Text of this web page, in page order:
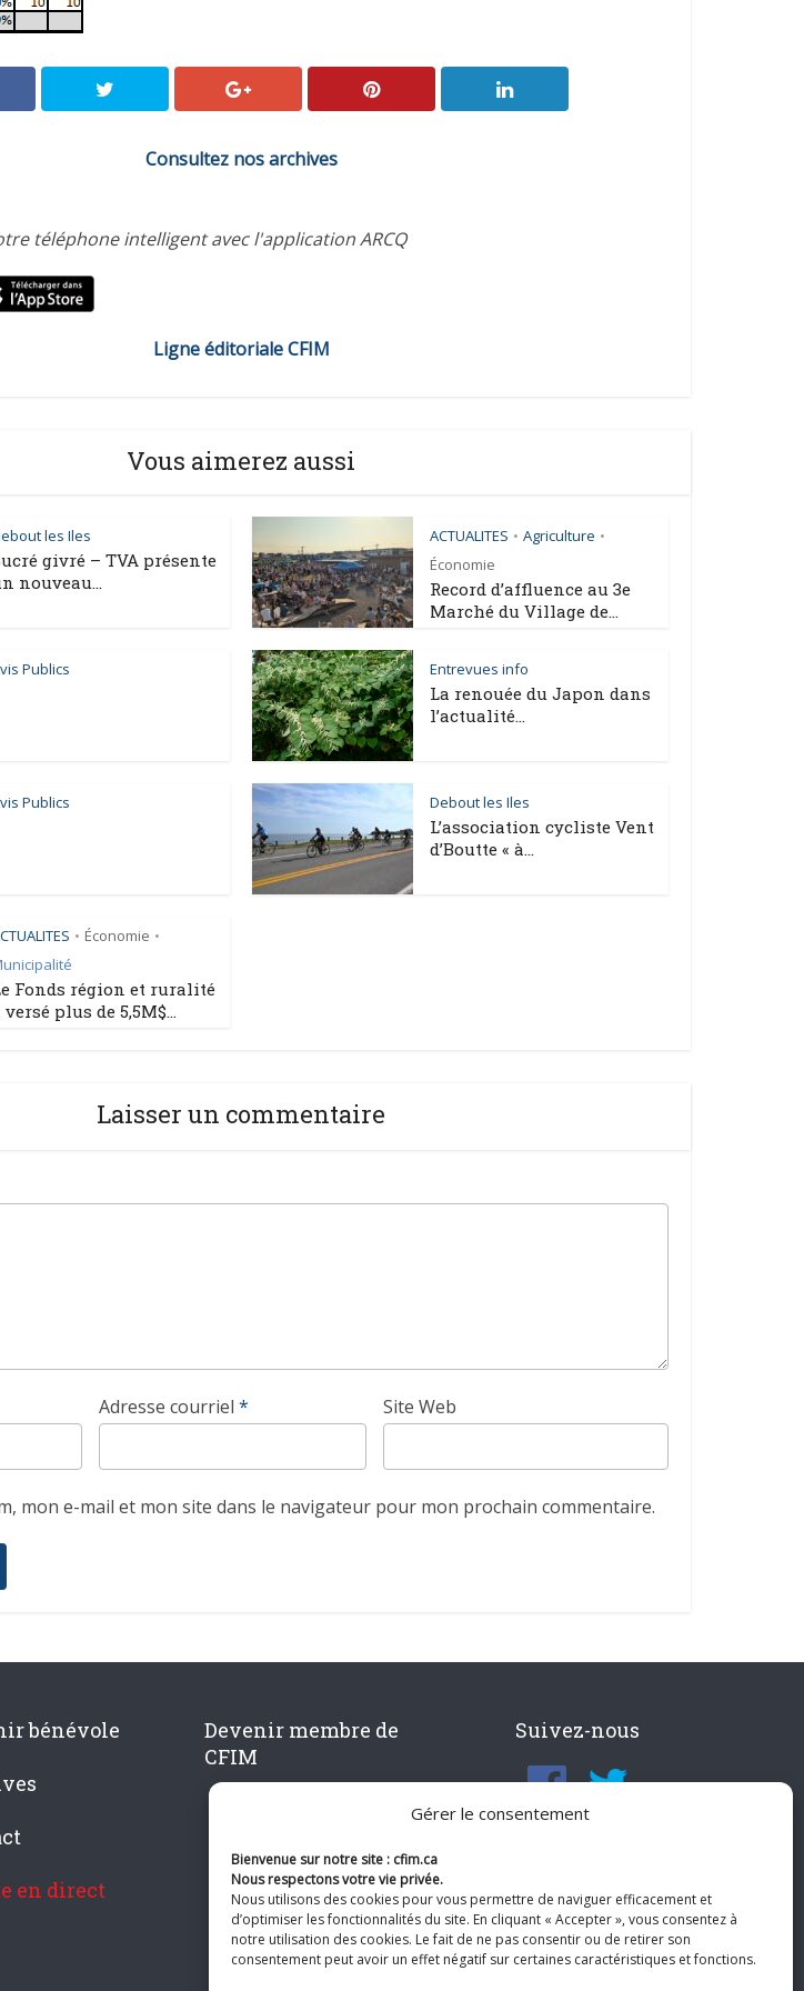
Gérer le consentement
Bienvenue sur notre site : cfim.ca
Nous respectons votre vie privée.
Nous utilisons des cookies pour vous permettre de naviguer efficacement et
d’optimiser les fonctionnalités du site. En cliquant « Accepter », vous consentez à
notre utilisation des cookies. Le fait de ne pas consentir ou de retirer son
consentement peut avoir un effet négatif sur certaines caractéristiques et fonctions.
Consultez nos archives
téléphone intelligent avec l'application ARCQ
Ligne éditoriale CFIM
Vous aimerez aussi
les Iles
givré – TVA présente
nouveau...
ACTUALITES • Agriculture •
Économie
Record d’affluence au 3e
Marché du Village de...
Publics Entrevues info
La renouée du Japon dans
l’actualité...
Publics Debout les Iles
L’association cycliste Vent
d’Boutte « à...
• Économie •
Fonds région et ruralité
versé plus de 5,5M$...
Laisser un commentaire
Adresse courriel * Site Web
mon e-mail et mon site dans le navigateur pour mon prochain commentaire.
bénévole
en direct
Devenir membre de
CFIM
Suivez-nous